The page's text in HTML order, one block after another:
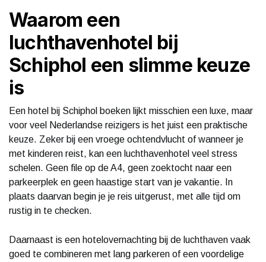
Waarom een
luchthavenhotel bij
Schiphol een slimme keuze
is
Een hotel bij Schiphol boeken lijkt misschien een luxe, maar
voor veel Nederlandse reizigers is het juist een praktische
keuze. Zeker bij een vroege ochtendvlucht of wanneer je
met kinderen reist, kan een luchthavenhotel veel stress
schelen. Geen file op de A4, geen zoektocht naar een
parkeerplek en geen haastige start van je vakantie. In
plaats daarvan begin je je reis uitgerust, met alle tijd om
rustig in te checken.
Daarnaast is een hotelovernachting bij de luchthaven vaak
goed te combineren met lang parkeren of een voordelige